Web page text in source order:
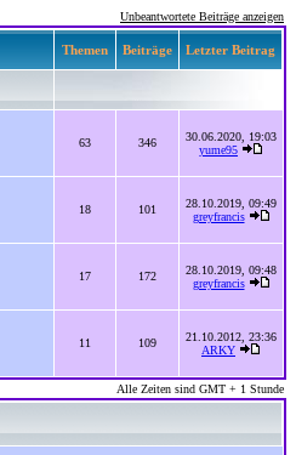
Unbeantwortete Beiträge anzeigen
Themen Beiträge Letzter Beitrag
63 346
30.06.2020, 19:03
yume95
18 101
28.10.2019, 09:49
greyfrancis
17 172
28.10.2019, 09:48
greyfrancis
11 109
21.10.2012, 23:36
ARKY
Alle Zeiten sind GMT + 1 Stunde